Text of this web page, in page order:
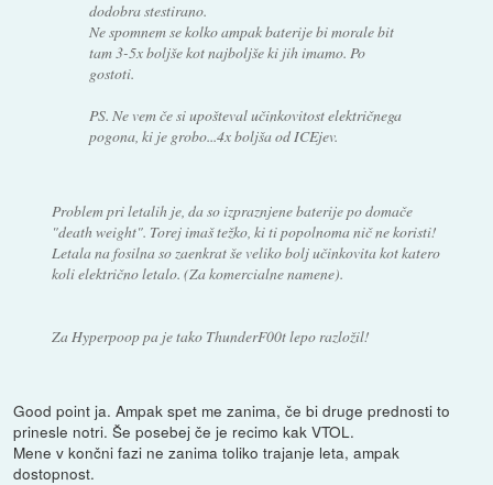
dodobra stestirano.
Ne spomnem se kolko ampak baterije bi morale bit
tam 3-5x boljše kot najboljše ki jih imamo. Po
gostoti.
PS. Ne vem če si upošteval učinkovitost električnega
pogona, ki je grobo...4x boljša od ICEjev.
Problem pri letalih je, da so izpraznjene baterije po domače
"death weight". Torej imaš težko, ki ti popolnoma nič ne koristi!
Letala na fosilna so zaenkrat še veliko bolj učinkovita kot katero
koli električno letalo. (Za komercialne namene).
Za Hyperpoop pa je tako ThunderF00t lepo razložil!
Good point ja. Ampak spet me zanima, če bi druge prednosti to
prinesle notri. Še posebej če je recimo kak VTOL.
Mene v končni fazi ne zanima toliko trajanje leta, ampak
dostopnost.